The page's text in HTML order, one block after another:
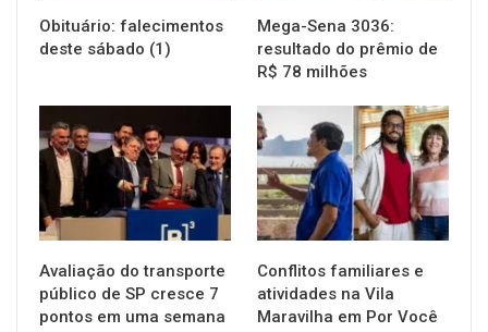
Obituário: falecimentos
deste sábado (1)
Mega-Sena 3036:
resultado do prêmio de
R$ 78 milhões
NOTÍCIAS
Avaliação do transporte
público de SP cresce 7
pontos em uma semana
NOTÍCIAS
Conflitos familiares e
atividades na Vila
Maravilha em Por Você